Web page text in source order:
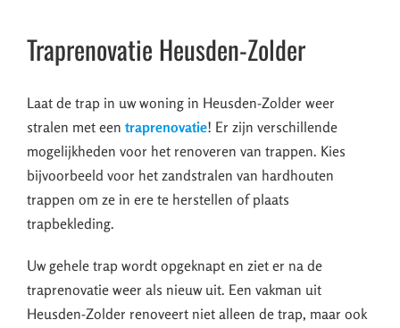
Traprenovatie Heusden-Zolder
Laat de trap in uw woning in Heusden-Zolder weer
stralen met een traprenovatie! Er zijn verschillende
mogelijkheden voor het renoveren van trappen. Kies
bijvoorbeeld voor het zandstralen van hardhouten
trappen om ze in ere te herstellen of plaats
trapbekleding.
Uw gehele trap wordt opgeknapt en ziet er na de
traprenovatie weer als nieuw uit. Een vakman uit
Heusden-Zolder renoveert niet alleen de trap, maar ook